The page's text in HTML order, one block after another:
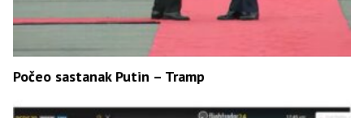
Počeo sastanak Putin – Tramp